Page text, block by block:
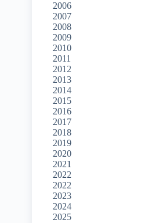
2006
2007
2008
2009
2010
2011
2012
2013
2014
2015
2016
2017
2018
2019
2020
2021
2022
2022
2023
2024
2025